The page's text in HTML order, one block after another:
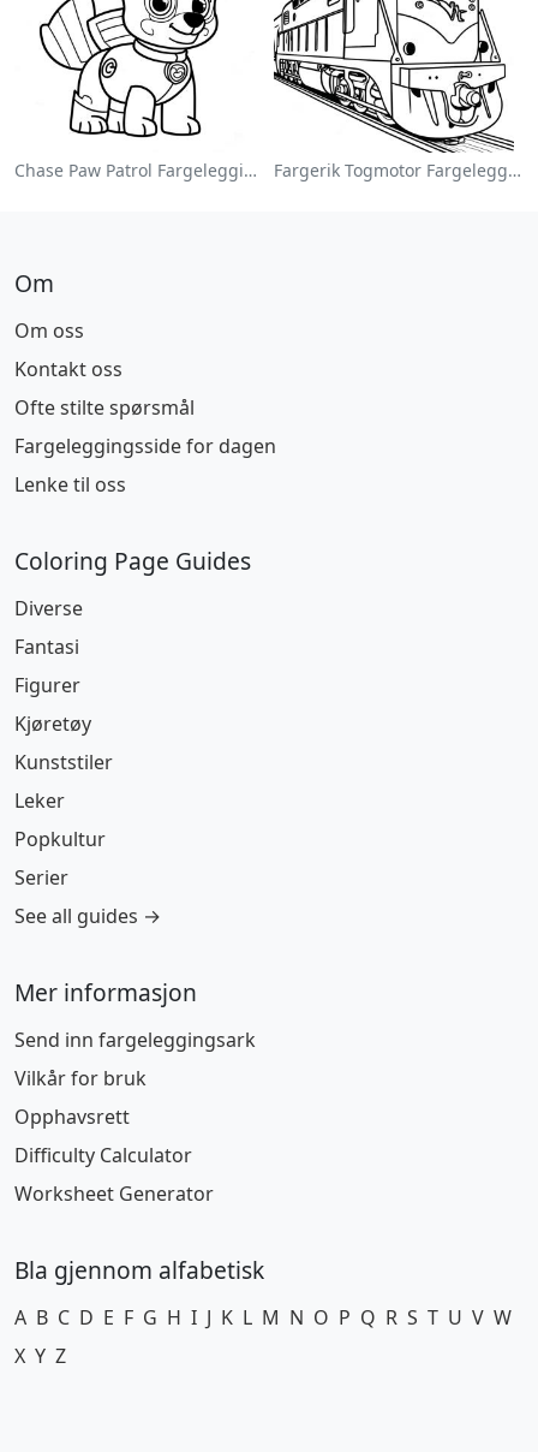
Chase Paw Patrol Fargeleggingsside Fargerik Togmotor Fargeleggingsside
Om
Om oss
Kontakt oss
Ofte stilte spørsmål
Fargeleggingsside for dagen
Lenke til oss
Coloring Page Guides
Diverse
Fantasi
Figurer
Kjøretøy
Kunststiler
Leker
Popkultur
Serier
See all guides →
Mer informasjon
Send inn fargeleggingsark
Vilkår for bruk
Opphavsrett
Difficulty Calculator
Worksheet Generator
Bla gjennom alfabetisk
A B C D E F G H I J K L M N O P Q R S T U V W
X Y Z